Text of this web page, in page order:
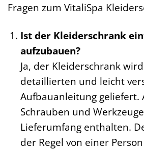
Fragen zum VitaliSpa
Ist der Kleiderschrank
aufzubauen?
Ja, der Kleiderschrank
detaillierten und leicht
Aufbauanleitung geliefert.
Schrauben und
Lieferumfang enthalten.
der Regel von einer